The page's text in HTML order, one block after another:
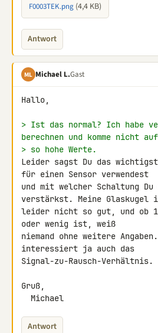
F0003TEK.png (4,4 KB)
Antwort
ML Michael L.Gast
Hallo,
> Ist das normal? Ich habe
berechnen und komme nicht auf
> so hohe Werte.
Leider sagst Du das
für einen Sensor verwendest
und mit welcher Schaltung
verstärkst. Meine Glaskugel
leider nicht so gut, und ob
oder wenig ist, weiß
niemand ohne weitere
interessiert ja auch das
Signal-zu-Rausch-Verhältnis.
Gruß,
  Michael
Antwort